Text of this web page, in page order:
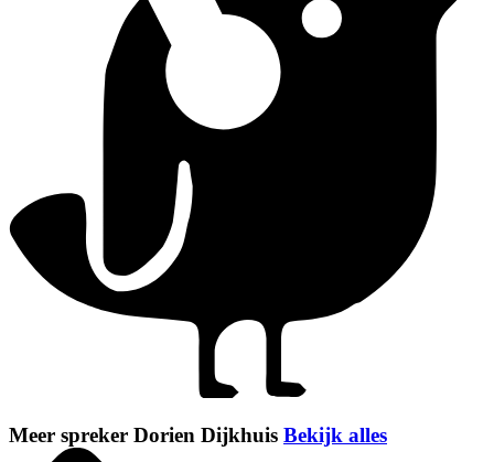
Meer spreker Dorien Dijkhuis Bekijk alles